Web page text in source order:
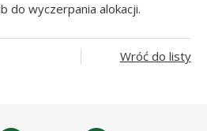
do wyczerpania alokacji.
Wróć do listy